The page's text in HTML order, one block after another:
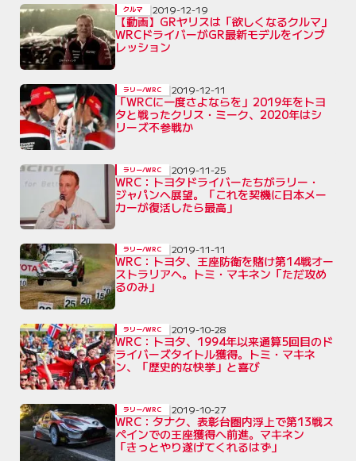
【動画】GRヤリスは「欲しくなるクルマ」
WRCドライバーがGR最新モデルをインプ
レッション
クルマ 2019-12-19
「WRCに一度さよならを」2019年をトヨ
タと戦ったクリス・ミーク、2020年はシ
リーズ不参戦か
ラリー/WRC 2019-12-11
WRC：トヨタドライバーたちがラリー・
ジャパンへ展望。「これを契機に日本メー
カーが復活したら最高」
ラリー/WRC 2019-11-25
WRC：トヨタ、王座防衛を賭け第14戦オー
ストラリアへ。トミ・マキネン「ただ攻め
るのみ」
ラリー/WRC 2019-11-11
WRC：トヨタ、1994年以来通算5回目のド
ライバーズタイトル獲得。トミ・マキネ
ン、「歴史的な快挙」と喜び
ラリー/WRC 2019-10-28
WRC：タナク、表彰台圏内浮上で第13戦ス
ペインでの王座獲得へ前進。マキネン
「きっとやり遂げてくれるはず」
ラリー/WRC 2019-10-27